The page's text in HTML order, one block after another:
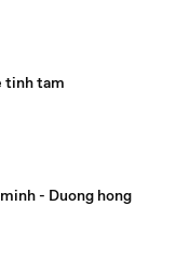
tinh tam
- Duong hong